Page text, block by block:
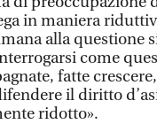
in maniera
alla questione
come
fatte
il diritto
ridotto».